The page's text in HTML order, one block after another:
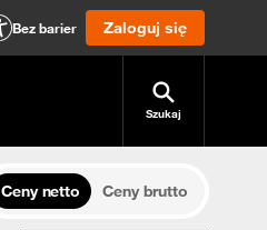
Bez barier Zaloguj się
Szukaj
Ceny netto
Ceny brutto